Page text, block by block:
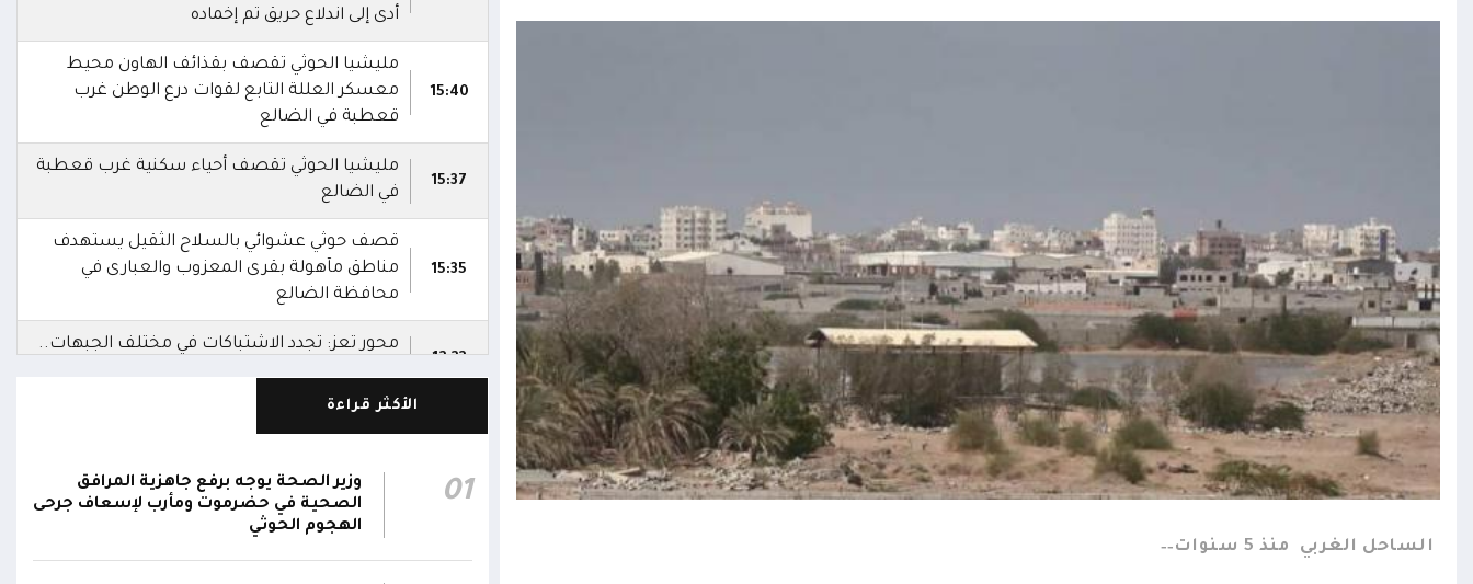
الساحل الغربي منذ 5 سنوات
أدى إلى اندلاع حريق تم إخماده
15:40
مليشيا الحوثي تقصف بقذائف الهاون محيط
معسكر العللة التابع لقوات درع الوطن غرب
قعطبة في الضالع
15:37
مليشيا الحوثي تقصف أحياء سكنية غرب قعطبة
في الضالع
15:35
قصف حوثي عشوائي بالسلاح الثقيل يستهدف
مناطق مآهولة بقرى المعزوب والعبارى في
محافظة الضالع
12:22
محور تعز: تجدد الاشتباكات في مختلف الجبهات..
الجبهات والمحاور التابعة للقوات المسلحة،
بمختلف تشكيلاتها ووحداتها ومنتسبيها
الأكثر قراءة
01
وزير الصحة يوجه برفع جاهزية المرافق
الصحية في حضرموت ومأرب لإسعاف جرحى
الهجوم الحوثي